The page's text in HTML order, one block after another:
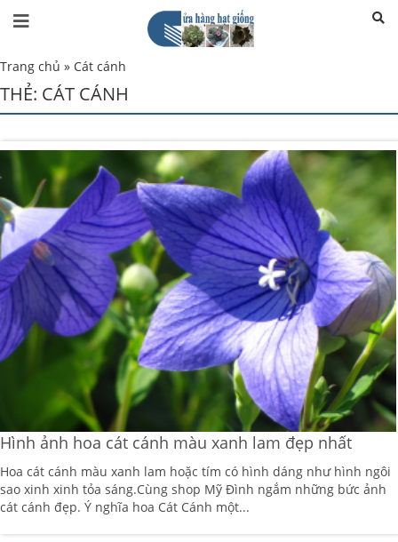
Trang chủ » Cát cánh
THẺ: CÁT CÁNH
Hình ảnh hoa cát cánh màu xanh lam đẹp nhất
Hoa cát cánh màu xanh lam hoặc tím có hình dáng như hình ngôi
sao xinh xinh tỏa sáng.Cùng shop Mỹ Đình ngắm những bức ảnh
cát cánh đẹp. Ý nghĩa hoa Cát Cánh một...